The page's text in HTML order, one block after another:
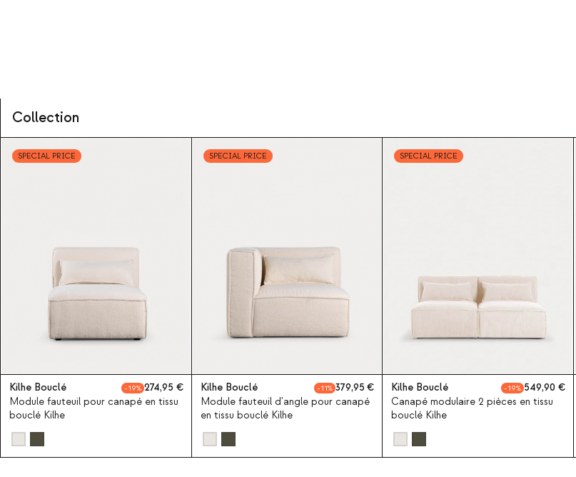
Collection
SPECIAL PRICE
Kilhe Bouclé 19
274,95
Module fauteuil pour canapé en tissu
bouclé Kilhe
SPECIAL PRICE
Kilhe Bouclé 11
379,95
Module fauteuil d'angle pour canapé
en tissu bouclé Kilhe
SPECIAL PRICE
Kilhe Bouclé 19
549,90
Canapé modulaire 2 pièces en tissu
bouclé Kilhe